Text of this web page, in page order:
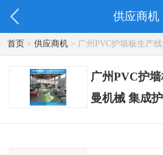
供应商机
首页> 供应商机> 广州PVC护墙板生产
板生产设备
广州PVC护
曼机械 集成